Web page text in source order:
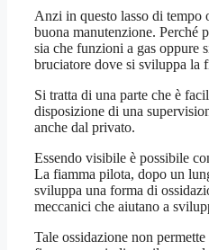
Anzi in questo lasso di tempo
buona manutenzione. Perché
sia che funzioni a gas oppure
bruciatore dove si sviluppa la
Si tratta di una parte che è
disposizione di una
anche dal privato.
Essendo visibile è possibile
La fiamma pilota, dopo un
sviluppa una forma di
meccanici che aiutano a
Tale ossidazione non